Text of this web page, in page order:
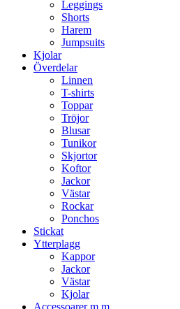
Leggings
Shorts
Harem
Jumpsuits
Kjolar
Överdelar
Linnen
T-shirts
Toppar
Tröjor
Blusar
Tunikor
Skjortor
Koftor
Jackor
Västar
Rockar
Ponchos
Stickat
Ytterplagg
Kappor
Jackor
Västar
Kjolar
Accessoarer m.m